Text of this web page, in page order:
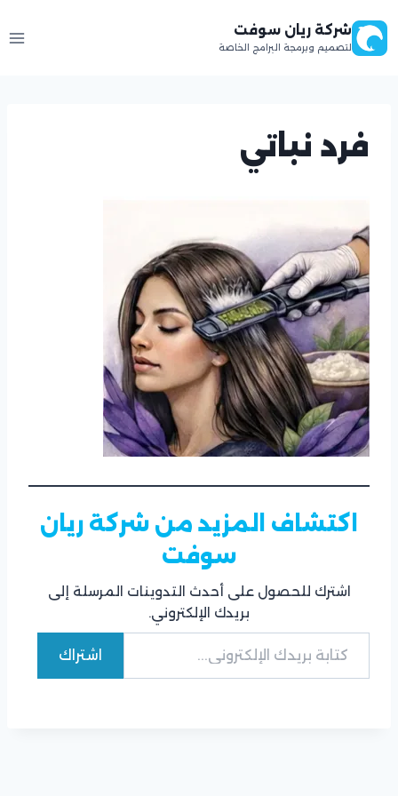
إلى
المحتوى
شركة ريان سوفت
لتصميم وبرمجة البرامج الخاصة
فرد نباتي
اكتشاف المزيد من شركة ريان
سوفت
اشترك للحصول على أحدث التدوينات المرسلة إلى
بريدك الإلكتروني.
كتابة بريدك الإلكتروني...
اشتراك